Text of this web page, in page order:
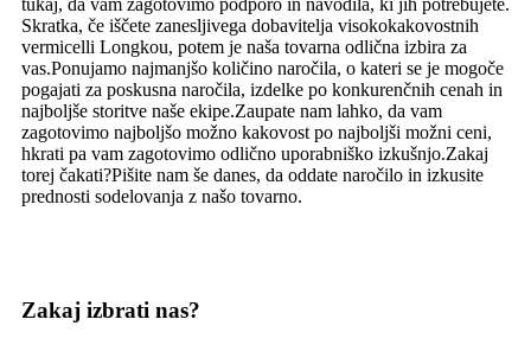
Skratka, če iščete zanesljivega dobavitelja visokokakovostnih
vermicelli Longkou, potem je naša tovarna odlična izbira za
vas.Ponujamo najmanjšo količino naročila, o kateri se je mogoče
pogajati za poskusna naročila, izdelke po konkurenčnih cenah in
najboljše storitve naše ekipe.Zaupate nam lahko, da vam
zagotovimo najboljšo možno kakovost po najboljši možni ceni,
hkrati pa vam zagotovimo odlično uporabniško izkušnjo.Zakaj
torej čakati?Pišite nam še danes, da oddate naročilo in izkusite
prednosti sodelovanja z našo tovarno.
Zakaj izbrati nas?